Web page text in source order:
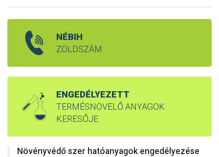
NÉBIH
ZÖLDSZÁM
ENGEDÉLYEZETT
TERMÉSNÖVELŐ ANYAGOK
KERESŐJE
Növényvédő szer hatóanyagok engedélyezése